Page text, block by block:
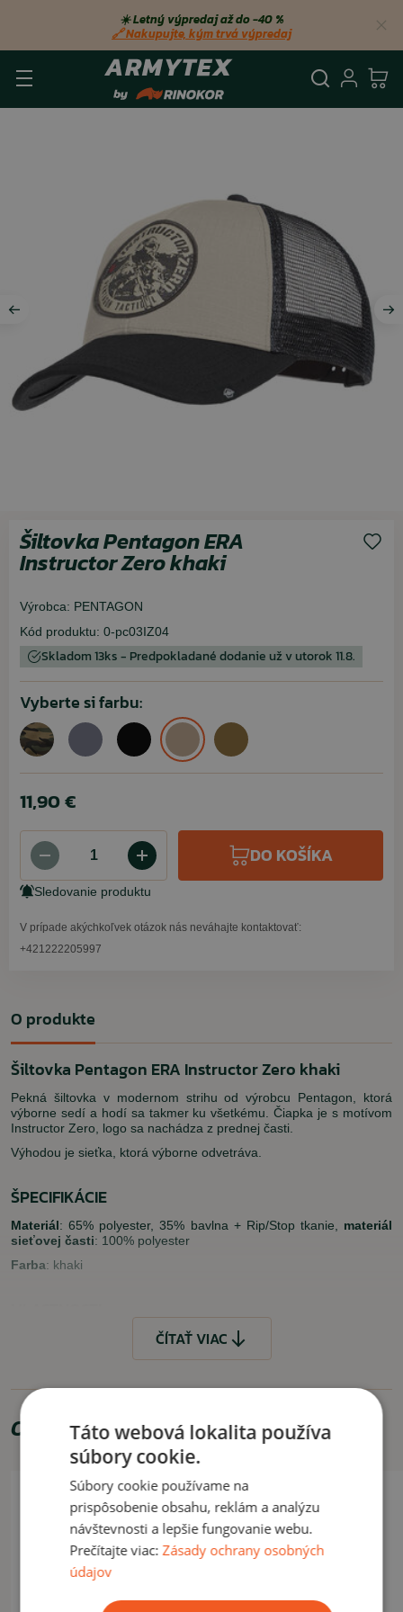
☀️ Letný výpredaj až do −40 %
🔗 Nakupujte, kým trvá výpredaj
Šiltovka Pentagon ERA
Instructor Zero khaki
Výrobca: PENTAGON
Kód produktu: 0-pc03IZ04
Skladom 13ks - Predpokladané dodanie už v utorok 11.8.
Vyberte si farbu:
11,90 €
DO KOŠÍKA
Sledovanie produktu
V prípade akýchkoľvek otázok nás neváhajte kontaktovať:
+421222205997
O produkte
Šiltovka Pentagon ERA Instructor Zero khaki
Pekná šiltovka v modernom strihu od výrobcu Pentagon, ktorá
výborne sedí a hodí sa takmer ku všetkému. Čiapka je s motívom
Instructor Zero, logo sa nachádza z prednej časti.
Výhodou je sieťka, ktorá výborne odvetráva.
ŠPECIFIKÁCIE
Materiál: 65% polyester, 35% bavlna + Rip/Stop tkanie, materiál
sieťovej časti: 100% polyester
Farba: khaki
univerzálna veľkosť (nastavuje sa pútkom na suchý zips
VYUŽITIE
Vhodné na bežné, každodenné nosenie, či na výlety a podobne.
ČÍTAŤ MENEJ
ČÍTAŤ VIAC
Odporúčame zakúpiť
Letný výpredaj
Táto webová lokalita používa
súbory cookie.
Súbory cookie používame na
prispôsobenie obsahu, reklám a analýzu
návštevnosti a lepšie fungovanie webu.
Prečítajte viac:Zásady ochrany osobných
údajov